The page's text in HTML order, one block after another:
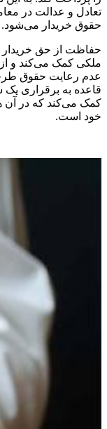
تعادل و عدالت در
حقوق خریدار می‌شود.
حفاظت از حق خریدار
ملکی کمک می‌کند و از
عدم رعایت حقوق
قاعده به برقراری
کمک می‌کند که در
خود است.